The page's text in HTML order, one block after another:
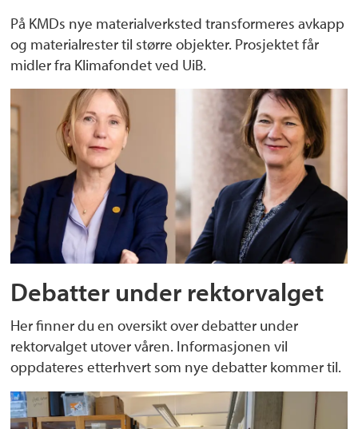
På KMDs nye materialverksted transformeres avkapp
og materialrester til større objekter. Prosjektet får
midler fra Klimafondet ved UiB.
Debatter under rektorvalget
Her finner du en oversikt over debatter under
rektorvalget utover våren. Informasjonen vil
oppdateres etterhvert som nye debatter kommer til.